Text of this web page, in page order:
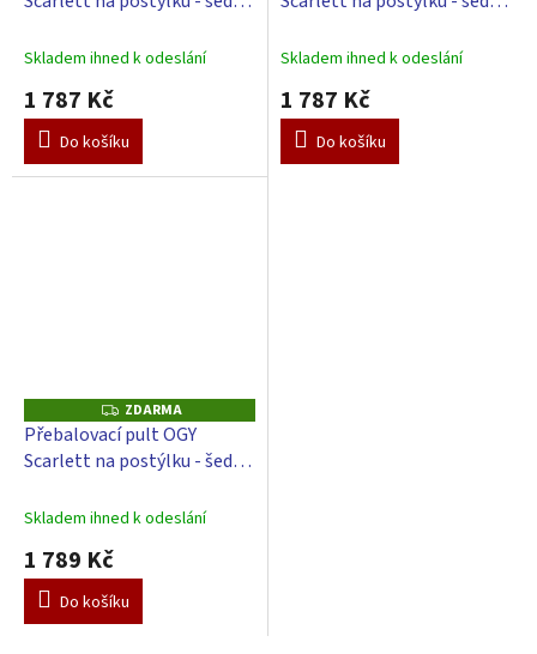
M
Slon - béžový
Skladem ihned k odeslání
1 787 Kč
Do košíku
M
Perla - Bílá
Skladem ihned k odeslání
1 787 Kč
Do košíku
Z
D
A
R
M
ZDARMA
Přebalovací pult OGY
Scarlett na postýlku - šedý -
bílá
Skladem ihned k odeslání
1 789 Kč
Do košíku